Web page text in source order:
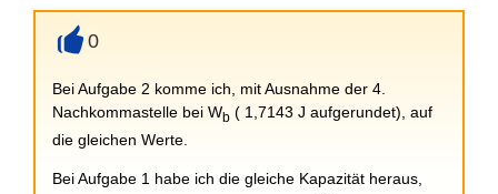
+
0
Bei Aufgabe 2 komme ich, mit Ausnahme der 4.
Nachkommastelle bei Wb ( 1,7143 J aufgerundet), auf
die gleichen Werte.
Bei Aufgabe 1 habe ich die gleiche Kapazität heraus,